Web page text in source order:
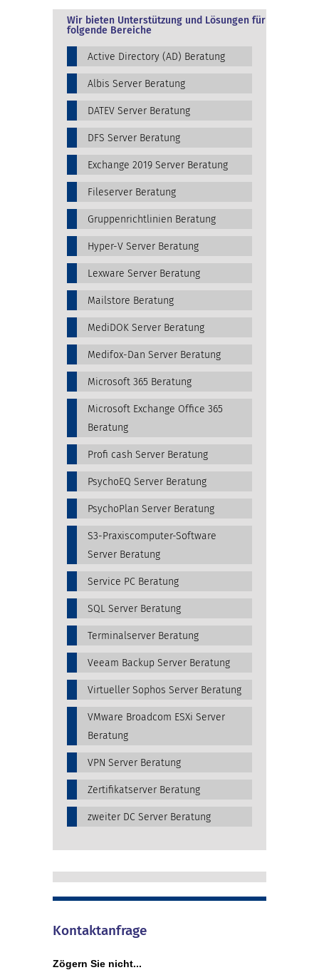
Wir bieten Unterstützung und Lösungen für
folgende Bereiche
Active Directory (AD) Beratung
Albis Server Beratung
DATEV Server Beratung
DFS Server Beratung
Exchange 2019 Server Beratung
Fileserver Beratung
Gruppenrichtlinien Beratung
Hyper-V Server Beratung
Lexware Server Beratung
Mailstore Beratung
MediDOK Server Beratung
Medifox-Dan Server Beratung
Microsoft 365 Beratung
Microsoft Exchange Office 365
Beratung
Profi cash Server Beratung
PsychoEQ Server Beratung
PsychoPlan Server Beratung
S3-Praxiscomputer-Software
Server Beratung
Service PC Beratung
SQL Server Beratung
Terminalserver Beratung
Veeam Backup Server Beratung
Virtueller Sophos Server Beratung
VMware Broadcom ESXi Server
Beratung
VPN Server Beratung
Zertifikatserver Beratung
zweiter DC Server Beratung
Kontaktanfrage
Zögern Sie nicht...